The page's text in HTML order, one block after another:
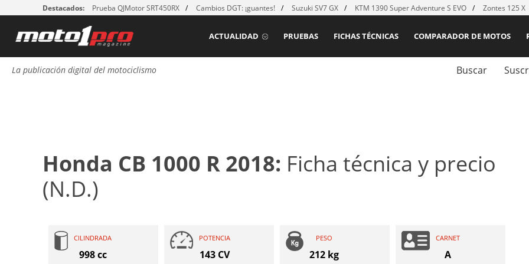
Destacados: Prueba QJMotor SRT450RX Cambios DGT: ¡guantes! Suzuki SV7 GX KTM 1390 Super Adventure S EVO Zontes 125 X
COMPARADOR DE MOTOS
FICHAS TÉCNICAS
PRUEBAS
ACTUALIDAD
La publicación digital del motociclismo Buscar
Honda CB 1000 R 2018: Ficha técnica y precio
(N.D.)
CILINDRADA
998 cc
POTENCIA
143 CV
PESO
212 kg
CARNET
A